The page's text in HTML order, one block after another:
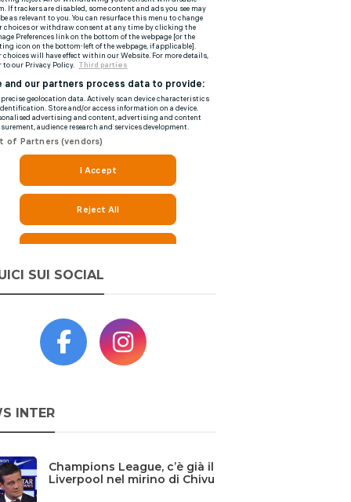
SUI SOCIAL
INTER
Champions League, c’è già il
Liverpool nel mirino di Chivu